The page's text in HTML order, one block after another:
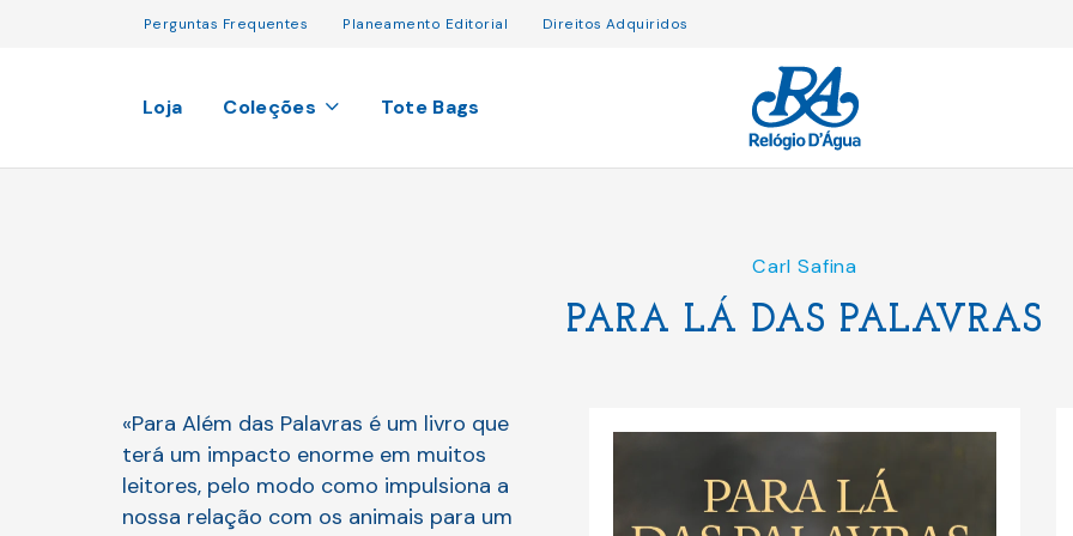
Perguntas Frequentes Planeamento Editorial Direitos Adquiridos
Loja Coleções Tote Bags
Carl Safina
PARA LÁ DAS PALAVRAS
«Para Além das Palavras é um livro que
terá um impacto enorme em muitos
leitores, pelo modo como impulsiona a
nossa relação com os animais para um